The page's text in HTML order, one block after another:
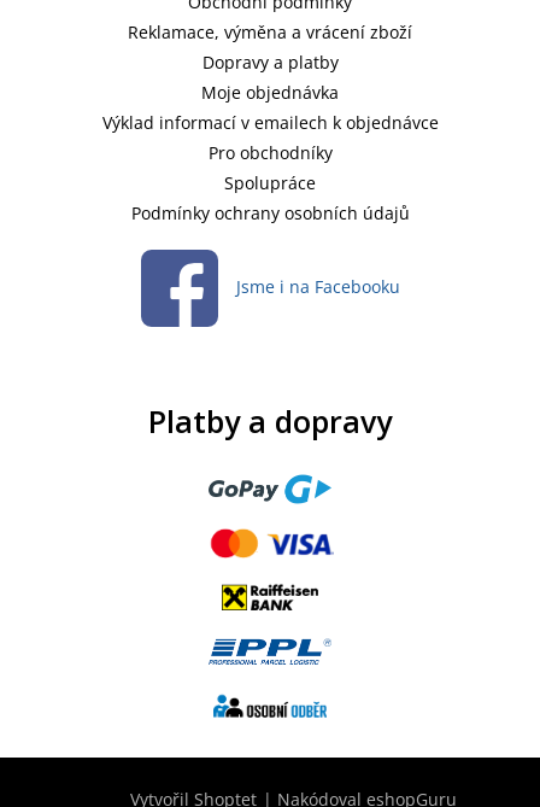
Reklamace, výměna a vrácení zboží
Dopravy a platby
Moje objednávka
Výklad informací v emailech k objednávce
Pro obchodníky
Spolupráce
Podmínky ochrany osobních údajů
Jsme i na Facebooku
Platby a dopravy
Vytvořil Shoptet | Nakódoval eshopGuru